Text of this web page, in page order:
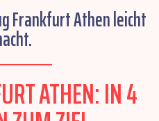
Frankfurt Athen leicht
ATHEN: IN 4